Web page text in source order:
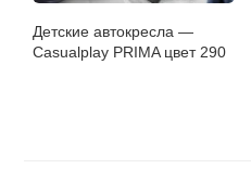
Детские автокресла —
Casualplay PRIMA цвет 290